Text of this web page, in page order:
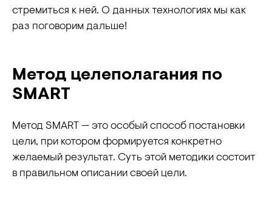
стремиться к ней. О данных технологиях мы как
раз поговорим дальше!
Метод целеполагания по
SMART
Метод SMART — это особый способ постановки
цели, при котором формируется конкретно
желаемый результат. Суть этой методики состоит
в правильном описании своей цели.